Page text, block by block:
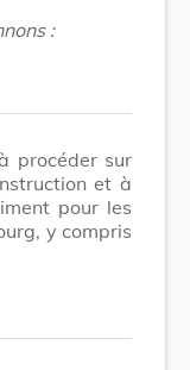
:
procéder sur
et à
pour les
y compris